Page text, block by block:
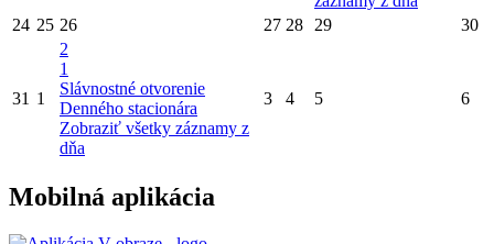
24 25 26 27 28 29 30
31 1
2
1
Slávnostné otvorenie
Denného stacionára
Zobraziť všetky záznamy z
dňa
3 4 5 6
Mobilná aplikácia